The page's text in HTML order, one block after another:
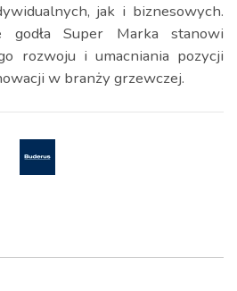
jak i biznesowych.
godła Super Marka stanowi
rozwoju i umacniania pozycji
w branży grzewczej.